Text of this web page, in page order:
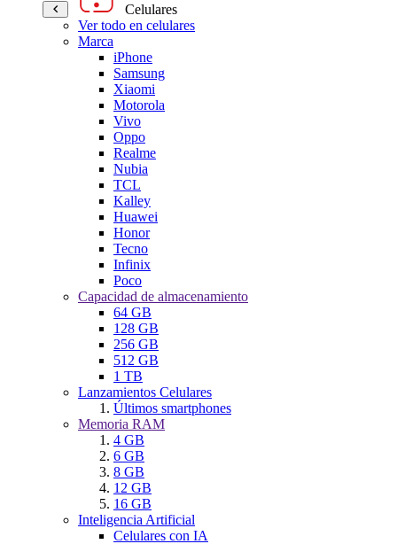
Celulares
Ver todo en celulares
Marca
iPhone
Samsung
Xiaomi
Motorola
Vivo
Oppo
Realme
Nubia
TCL
Kalley
Huawei
Honor
Tecno
Infinix
Poco
Capacidad de almacenamiento
64 GB
128 GB
256 GB
512 GB
1 TB
Lanzamientos Celulares
Últimos smartphones
Memoria RAM
4 GB
6 GB
8 GB
12 GB
16 GB
Inteligencia Artificial
Celulares con IA